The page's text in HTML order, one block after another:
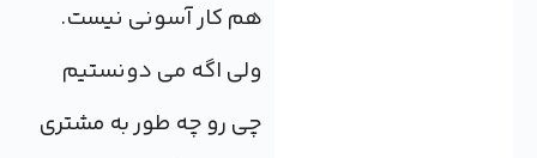
هم کار آسونی نیست.
ولی اگه می دونستیم
چی رو چه طور به مشتری